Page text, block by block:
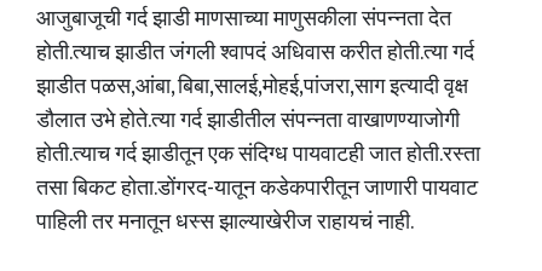
आजुबाजूची गर्द झाडी माणसाच्या माणुसकीला संपन्नता देत
होती.त्याच झाडीत जंगली श्वापदं अधिवास करीत होती.त्या गर्द
झाडीत पळस,आंबा, बिबा,सालई,मोहई,पांजरा,साग इत्यादी वृक्ष
डौलात उभे होते.त्या गर्द झाडीतील संपन्नता वाखाणण्याजोगी
होती.त्याच गर्द झाडीतून एक संदिग्ध पायवाटही जात होती.रस्ता
तसा बिकट होता.डोंगरद-यातून कडेकपारीतून जाणारी पायवाट
पाहिली तर मनातून धस्स झाल्याखेरीज राहायचं नाही.